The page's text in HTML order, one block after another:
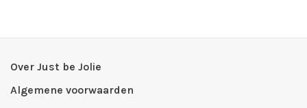
Over Just be Jolie
Algemene voorwaarden